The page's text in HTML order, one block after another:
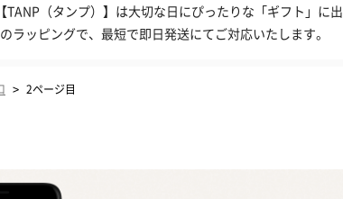
（タンプ）】は大切な日にぴったりな「ギフト」に出
ッピングで、最短で即日発送にてご対応いたします。
> 2ページ目